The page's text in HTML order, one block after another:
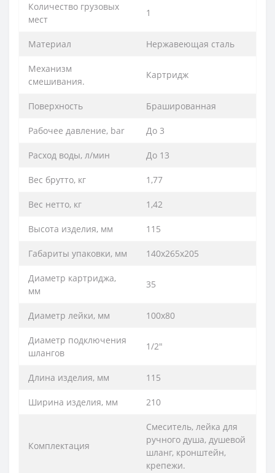
Количество грузовых
мест
1
Материал Нержавеющая сталь
Механизм
смешивания.
Картридж
Поверхность Брашированная
Рабочее давление, bar До 3
Расход воды, л/мин До 13
Вес брутто, кг 1,77
Вес нетто, кг 1,42
Высота изделия, мм 115
Габариты упаковки, мм 140х265х205
Диаметр картриджа,
мм
35
Диаметр лейки, мм 100х80
Диаметр подключения
шлангов
1/2"
Длина изделия, мм 115
Ширина изделия, мм 210
Комплектация
Смеситель, лейка для
ручного душа, душевой
шланг, кронштейн,
крепежи.